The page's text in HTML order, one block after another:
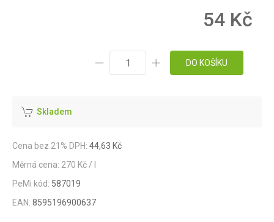
54 Kč
DO KOŠÍKU
Skladem
Cena bez 21% DPH: 44,63 Kč
Měrná cena: 270 Kč / l
PeMi kód: 587019
EAN: 8595196900637